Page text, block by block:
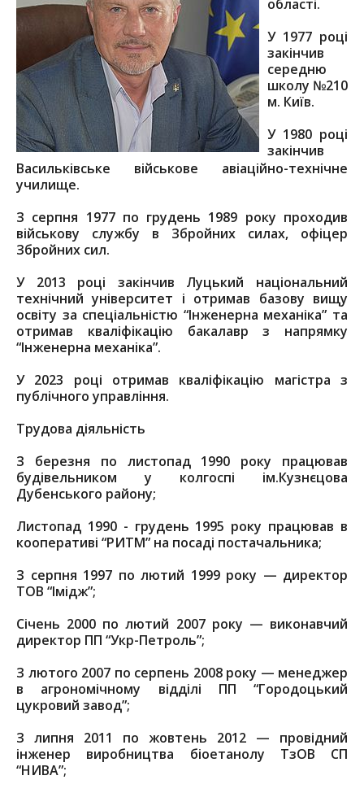
області.
У 1977 році
закінчив
середню
школу №210
м. Київ.
У 1980 році
закінчив
Васильківське військове авіаційно-технічне
училище.
З серпня 1977 по грудень 1989 року проходив
військову службу в Збройних силах, офіцер
Збройних сил.
У 2013 році закінчив Луцький національний
технічний університет і отримав базову вищу
освіту за спеціальністю “Інженерна механіка” та
отримав кваліфікацію бакалавр з напрямку
“Інженерна механіка”.
У 2023 році отримав кваліфікацію магістра з
публічного управління.
Трудова діяльність
З березня по листопад 1990 року працював
будівельником у колгоспі ім.Кузнєцова
Дубенського району;
Листопад 1990 - грудень 1995 року працював в
кооперативі “РИТМ” на посаді постачальника;
З серпня 1997 по лютий 1999 року — директор
ТОВ “Імідж”;
Січень 2000 по лютий 2007 року — виконавчий
директор ПП “Укр-Петроль”;
З лютого 2007 по серпень 2008 року — менеджер
в агрономічному відділі ПП “Городоцький
цукровий завод”;
З липня 2011 по жовтень 2012 — провідний
інженер виробництва біоетанолу ТзОВ СП
“НИВА”;